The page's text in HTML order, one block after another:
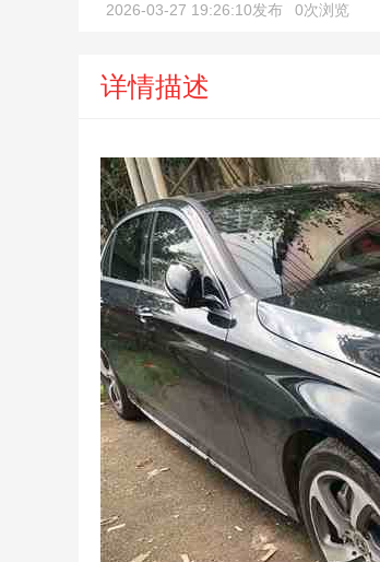
2026-03-27 19:26:10发布 0次浏览
详情描述